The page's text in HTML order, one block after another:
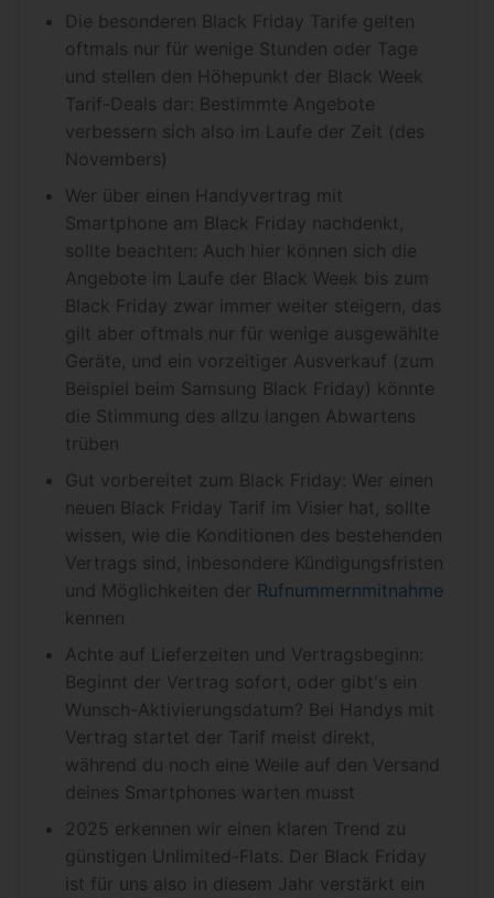
Die besonderen Black Friday Tarife gelten
oftmals nur für wenige Stunden oder Tage
und stellen den Höhepunkt der Black Week
Tarif-Deals dar: Bestimmte Angebote
verbessern sich also im Laufe der Zeit (des
Novembers)
Wer über einen Handyvertrag mit
Smartphone am Black Friday nachdenkt,
sollte beachten: Auch hier können sich die
Angebote im Laufe der Black Week bis zum
Black Friday zwar immer weiter steigern, das
gilt aber oftmals nur für wenige ausgewählte
Geräte, und ein vorzeitiger Ausverkauf (zum
Beispiel beim Samsung Black Friday) könnte
die Stimmung des allzu langen Abwartens
trüben
Gut vorbereitet zum Black Friday: Wer einen
neuen Black Friday Tarif im Visier hat, sollte
wissen, wie die Konditionen des bestehenden
Vertrags sind, inbesondere Kündigungsfristen
und Möglichkeiten der Rufnummernmitnahme
kennen
Achte auf Lieferzeiten und Vertragsbeginn:
Beginnt der Vertrag sofort, oder gibt's ein
Wunsch-Aktivierungsdatum? Bei Handys mit
Vertrag startet der Tarif meist direkt,
während du noch eine Weile auf den Versand
deines Smartphones warten musst
2025 erkennen wir einen klaren Trend zu
günstigen Unlimited-Flats. Der Black Friday
ist für uns also in diesem Jahr verstärkt ein